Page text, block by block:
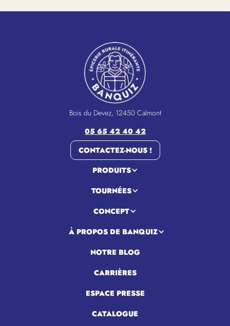
Bois du Devez, 12450 Calmont
05 65 42 40 42
CONTACTEZ-NOUS !
PRODUITS
TOURNÉES
CONCEPT
À PROPOS DE BANQUIZ
NOTRE BLOG
CARRIÈRES
ESPACE PRESSE
CATALOGUE